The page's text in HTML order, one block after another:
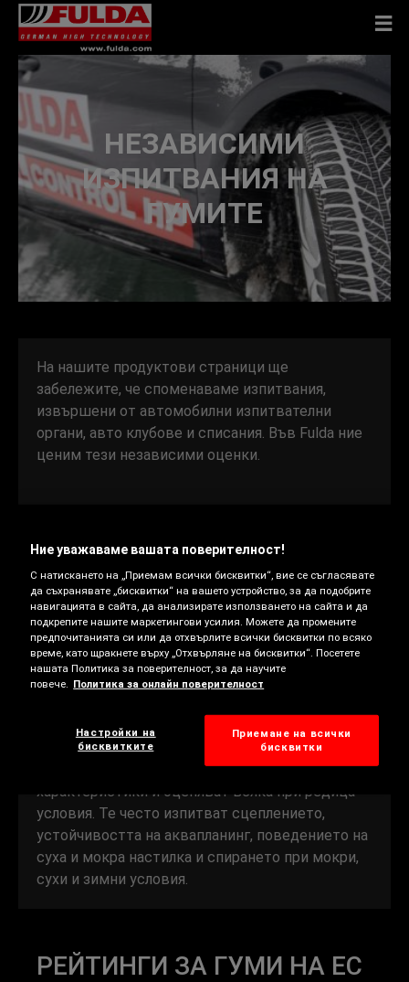
НЕЗАВИСИМИ
ИЗПИТВАНИЯ НА
ГУМИТЕ
На нашите продуктови страници ще
забележите, че споменаваме изпитвания,
извършени от автомобилни изпитвателни
органи, авто клубове и списания. Във Fulda ние
ценим тези независими оценки.
гуми пред друга. Резултатите от тези строги
изпитвания са добър показател за
представянето, която можете да очаквате. Те
могат да ви помогнат да изберете една гума
във вашия ценови диапазон, която отговаря на
вашите нужди за шофиране.
Изпитателите сравняват представянето на
гумите в рамките на дадена категория и ценови
диапазон. Те избират около 15 различни
характеристики и оценяват всяка при редица
условия. Те често изпитват сцеплението,
устойчивостта на аквапланинг, поведението на
суха и мокра настилка и спирането при мокри,
сухи и зимни условия.
РЕЙТИНГИ ЗА ГУМИ НА ЕС
Ние уважаваме вашата поверителност!
С натискането на „Приемам всички бисквитки“, вие се съгласявате
да съхранявате „бисквитки“ на вашето устройство, за да подобрите
навигацията в сайта, да анализирате използването на сайта и да
подкрепите нашите маркетингови усилия. Можете да промените
предпочитанията си или да отхвърлите всички бисквитки по всяко
време, като щракнете върху „Отхвърляне на бисквитки“. Посетете
нашата Политика за поверителност, за да научите
повече.
Политика за онлайн поверителност
Настройки на
бисквитките
Приемане на всички
бисквитки